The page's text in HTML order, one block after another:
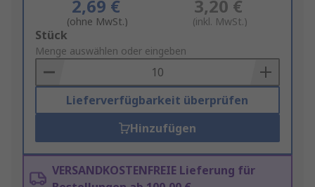
2,69 €
(ohne MwSt.)
3,20 €
(inkl. MwSt.)
Add
to
Basket
Stück
Menge auswählen oder eingeben
Lieferverfügbarkeit überprüfen
Hinzufügen
VERSANDKOSTENFREIE Lieferung für